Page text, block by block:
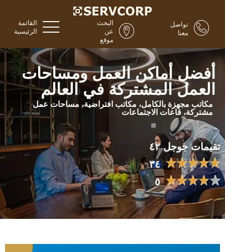
القائمة
الرئيسية
البحث
عن
موقع
تواصل
معنا
أفضل أماكن العمل ومساحات
العمل المشتركة في العالم
مكاتب مجهزة بالكامل، مكاتب افتراضية، مساحات عمل
مشتركة، قاعات الاجتماعات
تقيمات جوجل ٤٢
٣٤
٥